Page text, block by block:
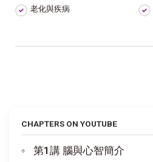
老化與疾病
CHAPTERS ON YOUTUBE
第1講 腦與心智簡介